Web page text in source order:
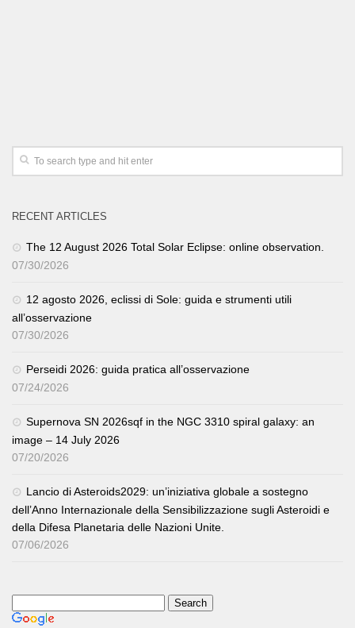
RECENT ARTICLES
The 12 August 2026 Total Solar Eclipse: online observation.
07/30/2026
12 agosto 2026, eclissi di Sole: guida e strumenti utili
all’osservazione
07/30/2026
Perseidi 2026: guida pratica all’osservazione
07/24/2026
Supernova SN 2026sqf in the NGC 3310 spiral galaxy: an
image – 14 July 2026
07/20/2026
Lancio di Asteroids2029: un’iniziativa globale a sostegno
dell’Anno Internazionale della Sensibilizzazione sugli Asteroidi e
della Difesa Planetaria delle Nazioni Unite.
07/06/2026